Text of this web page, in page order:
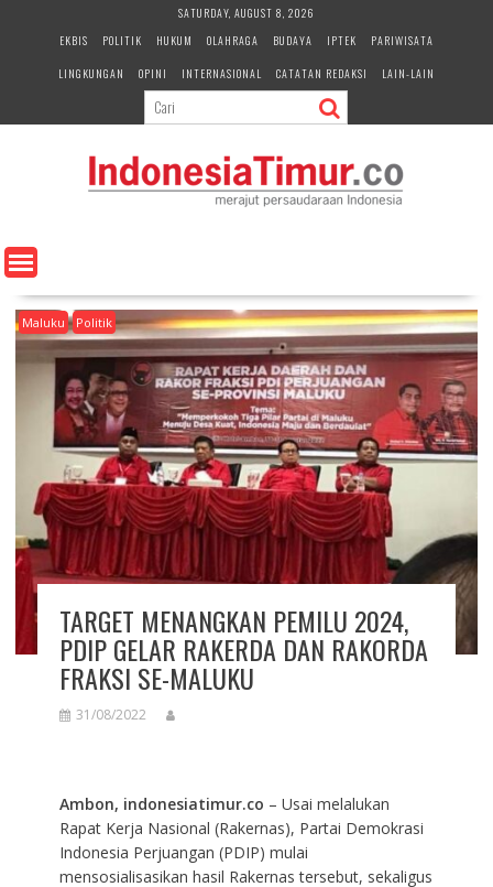
e
n
SATURDAY, AUGUST 8, 2026
EKBIS
POLITIK HUKUM OLAHRAGA BUDAYA IPTEK
PARIWISATA
LINGKUNGAN
OPINI INTERNASIONAL CATATAN REDAKSI LAIN-LAIN
Maluku Politik
TARGET MENANGKAN PEMILU 2024,
PDIP GELAR RAKERDA DAN RAKORDA
FRAKSI SE-MALUKU
31/08/2022
Ambon, indonesiatimur.co – Usai melalukan
Rapat Kerja Nasional (Rakernas), Partai Demokrasi
Indonesia Perjuangan (PDIP) mulai
mensosialisasikan hasil Rakernas tersebut, sekaligus